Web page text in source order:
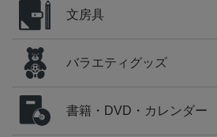
文房具
バラエティグッズ
書籍・DVD・カレンダー